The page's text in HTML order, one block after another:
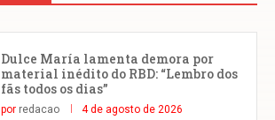
Dulce María lamenta demora por
material inédito do RBD: “Lembro dos
fãs todos os dias”
por redacao 4 de agosto de 2026